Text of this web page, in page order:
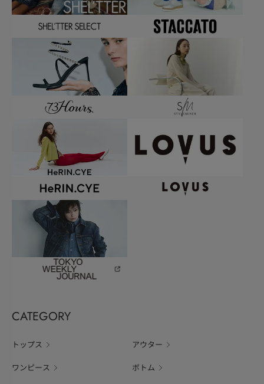
CATEGORY
トップス アウター
ワンピース ボトム